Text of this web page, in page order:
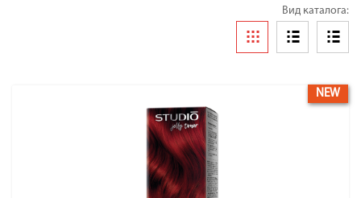
Вид каталога:
NEW